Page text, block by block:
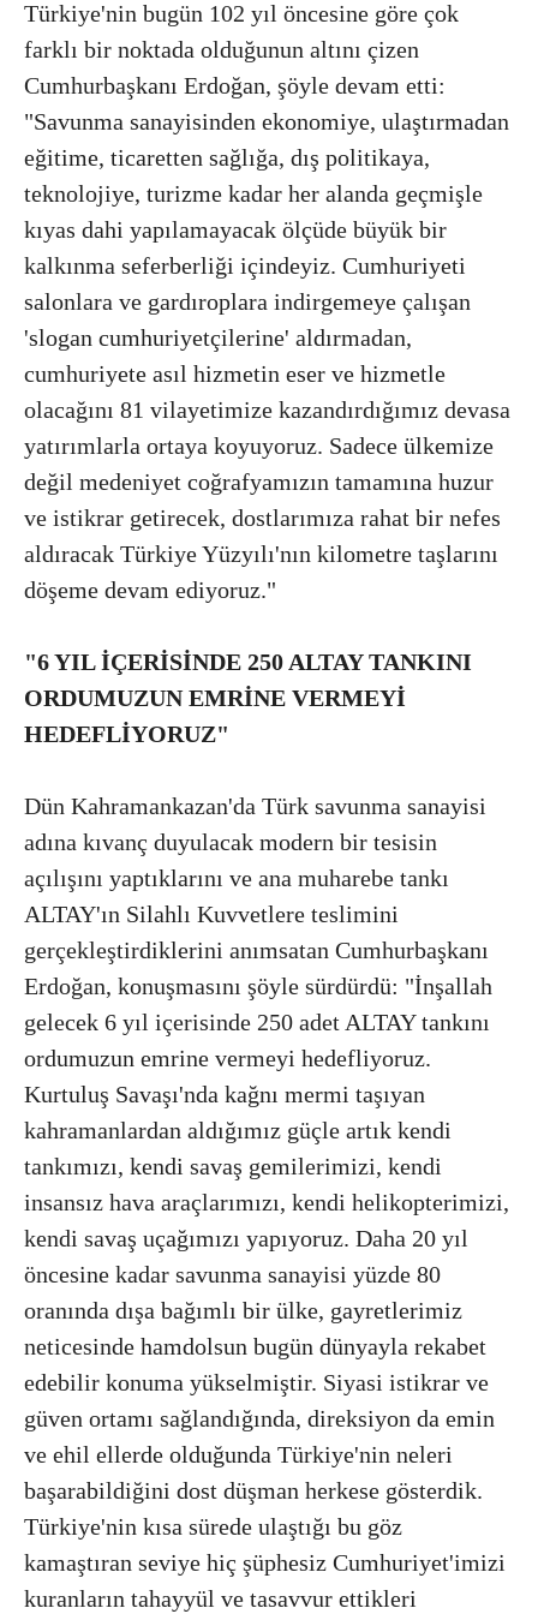
Türkiye'nin bugün 102 yıl öncesine göre çok
farklı bir noktada olduğunun altını çizen
Cumhurbaşkanı Erdoğan, şöyle devam etti:
"Savunma sanayisinden ekonomiye, ulaştırmadan
eğitime, ticaretten sağlığa, dış politikaya,
teknolojiye, turizme kadar her alanda geçmişle
kıyas dahi yapılamayacak ölçüde büyük bir
kalkınma seferberliği içindeyiz. Cumhuriyeti
salonlara ve gardıroplara indirgemeye çalışan
'slogan cumhuriyetçilerine' aldırmadan,
cumhuriyete asıl hizmetin eser ve hizmetle
olacağını 81 vilayetimize kazandırdığımız devasa
yatırımlarla ortaya koyuyoruz. Sadece ülkemize
değil medeniyet coğrafyamızın tamamına huzur
ve istikrar getirecek, dostlarımıza rahat bir nefes
aldıracak Türkiye Yüzyılı'nın kilometre taşlarını
döşeme devam ediyoruz."
"6 YIL İÇERİSİNDE 250 ALTAY TANKINI
ORDUMUZUN EMRİNE VERMEYİ
HEDEFLİYORUZ"
Dün Kahramankazan'da Türk savunma sanayisi
adına kıvanç duyulacak modern bir tesisin
açılışını yaptıklarını ve ana muharebe tankı
ALTAY'ın Silahlı Kuvvetlere teslimini
gerçekleştirdiklerini anımsatan Cumhurbaşkanı
Erdoğan, konuşmasını şöyle sürdürdü: "İnşallah
gelecek 6 yıl içerisinde 250 adet ALTAY tankını
ordumuzun emrine vermeyi hedefliyoruz.
Kurtuluş Savaşı'nda kağnı mermi taşıyan
kahramanlardan aldığımız güçle artık kendi
tankımızı, kendi savaş gemilerimizi, kendi
insansız hava araçlarımızı, kendi helikopterimizi,
kendi savaş uçağımızı yapıyoruz. Daha 20 yıl
öncesine kadar savunma sanayisi yüzde 80
oranında dışa bağımlı bir ülke, gayretlerimiz
neticesinde hamdolsun bugün dünyayla rekabet
edebilir konuma yükselmiştir. Siyasi istikrar ve
güven ortamı sağlandığında, direksiyon da emin
ve ehil ellerde olduğunda Türkiye'nin neleri
başarabildiğini dost düşman herkese gösterdik.
Türkiye'nin kısa sürede ulaştığı bu göz
kamaştıran seviye hiç şüphesiz Cumhuriyet'imizi
kuranların tahayyül ve tasavvur ettikleri